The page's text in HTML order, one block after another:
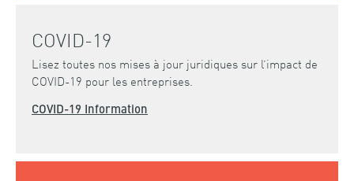
COVID-19
Lisez toutes nos mises à jour juridiques sur l’impact de
COVID-19 pour les entreprises.
COVID-19 Information